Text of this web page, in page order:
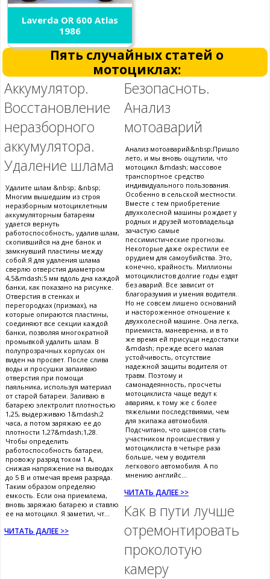
Laverda OR 600 Atlas
1986
Пять случайных статей о
мотоциклах:
Аккумулятор.
Восстановление
неразборного
аккумулятора.
Удаление шлама
Удалите шлам &nbsp; &nbsp;
Многим вышедшим из строя
неразборным мотоциклетным
аккумуляторным батареям
удается вернуть
работоспособность, удалив шлам,
скопившийся на дне банок и
замкнувший пластины между
собой.Я для удаления шлама
сверлю отверстия диаметром
4,5&mdash;5 мм вдоль дна каждой
банки, как показано на рисунке.
Отверстия в стенках и
перегородках (призмах), на
которые опираются пластины,
соединяют все секции каждой
банки, позволяя многократной
промывкой удалить шлам. В
полупрозрачных корпусах он
виден на просвет. После слива
воды и просушки запаиваю
отверстия при помощи
паяльника, используя материал
от старой батареи. Заливаю в
батарею электролит плотностью
1,25, выдерживаю 1&mdash;2
часа, а потом заряжаю ее до
плотности 1,27&mdash;1,28.
Чтобы определить
работоспособность батареи,
провожу разряд током 1 А,
снижая напряжение на выводах
до 5 В и отмечая время разряда.
Таким образом определяю
емкость. Если она приемлема,
вновь заряжаю батарею и ставлю
ее на мотоцикл. Я заметил, чт...
ЧИТАТЬ ДАЛЕЕ >>
Безопасноть.
Анализ
мотоаварий
Анализ мотоаварий&nbsp;Пришло
лето, и мы вновь ощутили, что
мотоцикл &mdash; массовое
транспортное средство
индивидуального пользования.
Особенно в сельской местности.
Вместе с тем приобретение
двухколесной машины рождает у
родных и друзей мотовладельца
зачастую самые
пессимистические прогнозы.
Некоторые даже окрестили ее
орудием для самоубийства. Это,
конечно, крайность. Миллионы
мотоциклистов долгие годы ездят
без аварий. Все зависит от
благоразумия и умения водителя.
Но не совсем лишено оснований
и настороженное отношение к
двухколесной машине. Она легка,
приемиста, маневренна, и в то
же время ей присущи недостатки
&mdash; прежде всего малая
устойчивость, отсутствие
надежной защиты водителя от
травм. Поэтому и
самонадеянность, просчеты
мотоциклиста чаще ведут к
авариям, к тому же с более
тяжелыми последствиями, чем
для экипажа автомобиля.
Подсчитано, что шансов стать
участником происшествия у
мотоциклиста в четыре раза
больше, чем у водителя
легкового автомобиля. А по
мнению английс...
ЧИТАТЬ ДАЛЕЕ >>
Как в пути лучше
отремонтировать
проколотую
камеру